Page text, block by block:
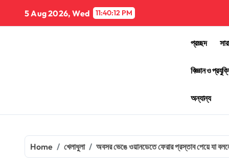
content
5 Aug 2026, Wed 11:40:13 PM
প্রচ্ছদ
বিজ্ঞান ও
অন্যান্য
Home খেলাধুলা অবসর ভেঙে ওয়ানডেতে ফেরার প্রস্তাব পেয়ে যা